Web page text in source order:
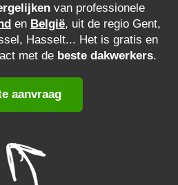
van professionele
en België, uit de regio Gent,
Hasselt... Het is gratis en
met de beste dakwerkers.
aanvraag